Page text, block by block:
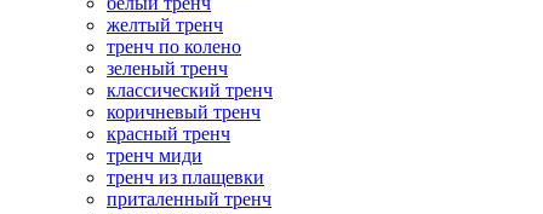
желтый тренч
тренч по колено
зеленый тренч
классический тренч
коричневый тренч
красный тренч
тренч миди
тренч из плащевки
приталенный тренч